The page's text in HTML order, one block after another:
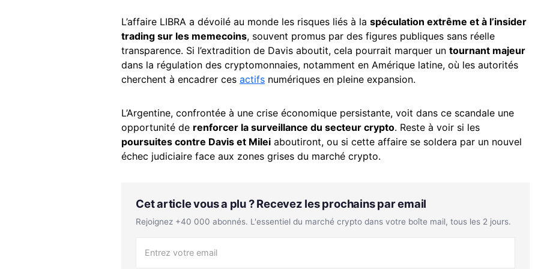
L’affaire LIBRA a dévoilé au monde les risques liés à la spéculation extrême et à l’insider
trading sur les memecoins, souvent promus par des figures publiques sans réelle
transparence. Si l’extradition de Davis aboutit, cela pourrait marquer un tournant majeur
dans la régulation des cryptomonnaies, notamment en Amérique latine, où les autorités
cherchent à encadrer ces actifs numériques en pleine expansion.
L’Argentine, confrontée à une crise économique persistante, voit dans ce scandale une
opportunité de renforcer la surveillance du secteur crypto. Reste à voir si les
poursuites contre Davis et Milei aboutiront, ou si cette affaire se soldera par un nouvel
échec judiciaire face aux zones grises du marché crypto.
Cet article vous a plu ? Recevez les prochains par email
Rejoignez +40 000 abonnés. L'essentiel du marché crypto dans votre boîte mail, tous les 2 jours.